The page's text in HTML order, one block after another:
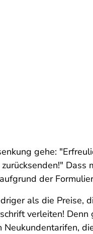
gehe:
Dass
der
als die Preise,
verleiten!